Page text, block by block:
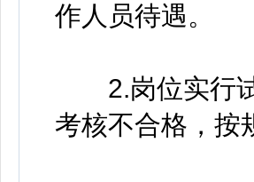
作人员待遇。
2.岗位实行试
考核不合格，按